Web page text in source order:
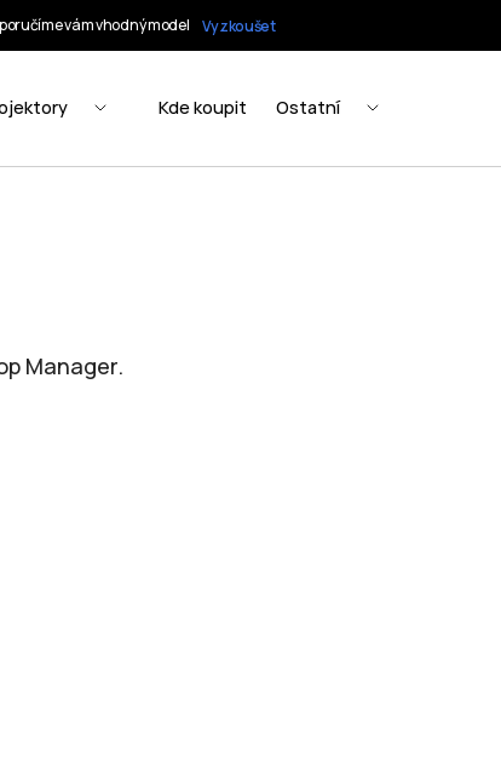
Manager.